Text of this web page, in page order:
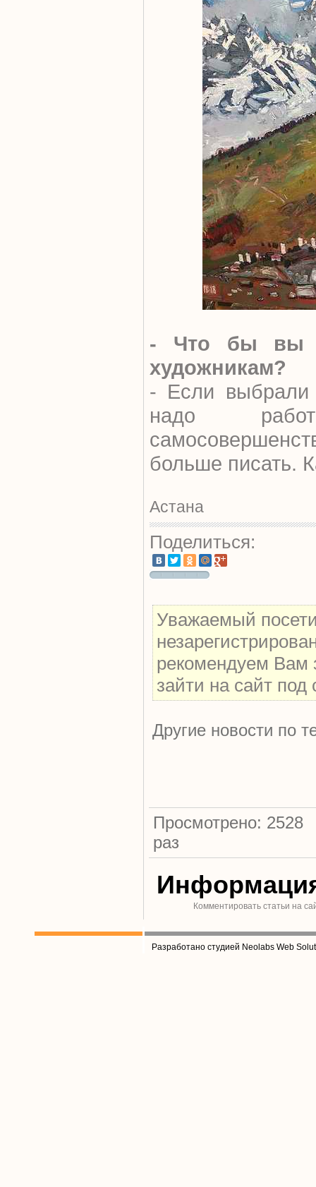
- Что бы вы
художникам?
- Если
надо
больше писать.
Астана
Поделиться:
Уважаемый
рекомендуем Вам
зайти на сайт
Другие новости по
Просмотрено: 2528
раз
Комментировать статьи на
Разработано студией Neolabs Web